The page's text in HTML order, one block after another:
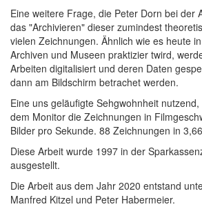
Eine weitere Frage, die Peter Dorn bei der
das "Archivieren" dieser zumindest
vielen Zeichnungen. Ähnlich wie es heute
Archiven und Museen praktizier twird,
Arbeiten digitalisiert und deren Daten
dann am Bildschirm betrachet werden.
Eine uns geläufigte Sehgwohnheit
dem Monitor die Zeichnungen in
Bilder pro Sekunde. 88 Zeichnungen in
Diese Arbeit wurde 1997 in der
ausgestellt.
Die Arbeit aus dem Jahr 2020 entstand
Manfred Kitzel und Peter Habermeier.